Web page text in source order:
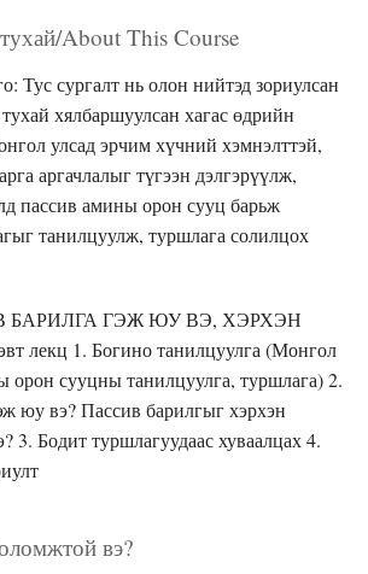
About This Course
Тус сургалт нь олон нийтэд зориулсан
хялбаршуулсан хагас өдрийн
улсад эрчим хүчний хэмнэлттэй,
аргачлалыг түгээн дэлгэрүүлж,
пассив амины орон сууц барьж
танилцуулж, туршлага солилцох
БАРИЛГА ГЭЖ ЮУ ВЭ, ХЭРХЭН
лекц 1. Богино танилцуулга (Монгол
орон сууцны танилцуулга, туршлага) 2.
юу вэ? Пассив барилгыг хэрхэн
3. Бодит туршлагуудаас хуваалцах 4.
вэ?